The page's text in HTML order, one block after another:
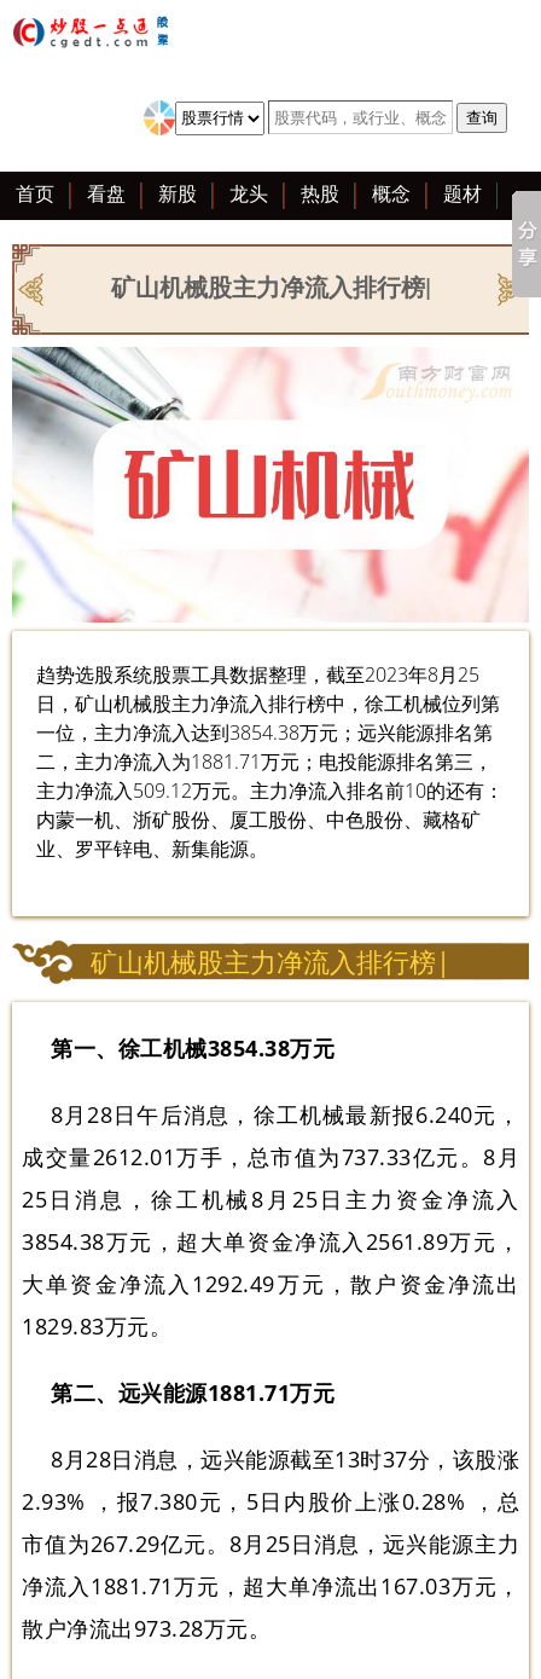
首页 看盘 新股 龙头 热股 概念 题材
亮点 创业板 资料 复盘 区块链 大全
矿山机械股主力净流入排行榜|
趋势选股系统股票工具数据整理，截至2023年8月25
日，矿山机械股主力净流入排行榜中，徐工机械位列第
一位，主力净流入达到3854.38万元；远兴能源排名第
二，主力净流入为1881.71万元；电投能源排名第三，
主力净流入509.12万元。主力净流入排名前10的还有：
内蒙一机、浙矿股份、厦工股份、中色股份、藏格矿
业、罗平锌电、新集能源。
矿山机械股主力净流入排行榜|
第一、徐工机械3854.38万元
8月28日午后消息，徐工机械最新报6.240元，
成交量2612.01万手，总市值为737.33亿元。8月
25日消息，徐工机械8月25日主力资金净流入
3854.38万元，超大单资金净流入2561.89万元，
大单资金净流入1292.49万元，散户资金净流出
1829.83万元。
第二、远兴能源1881.71万元
8月28日消息，远兴能源截至13时37分，该股涨
2.93% ，报7.380元，5日内股价上涨0.28% ，总
市值为267.29亿元。8月25日消息，远兴能源主力
净流入1881.71万元，超大单净流出167.03万元，
散户净流出973.28万元。